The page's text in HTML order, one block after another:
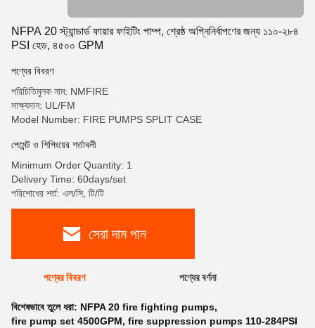
NFPA 20 স্ট্যান্ডার্ড ফায়ার ফাইটিং পাম্প, শ্রেষ্ঠ অগ্নিনির্বাপণের জন্য ১১০-২৮৪
PSI হেড, ৪৫০০ GPM
পণ্যের বিবরণ
পরিচিতিমুলক নাম: NMFIRE
সাক্ষ্যদান: UL/FM
Model Number: FIRE PUMPS SPLIT CASE
পেমেন্ট ও শিপিংয়ের শর্তাবলী
Minimum Order Quantity: 1
Delivery Time: 60days/set
পরিশোধের শর্ত: এল/সি, টি/টি
সেরা দাম পান
পণ্যের বিবরণ পণ্যের বর্ণনা
বিশেষভাবে তুলে ধরা: NFPA 20 fire fighting pumps,
fire pump set 4500GPM, fire suppression pumps 110-284PSI